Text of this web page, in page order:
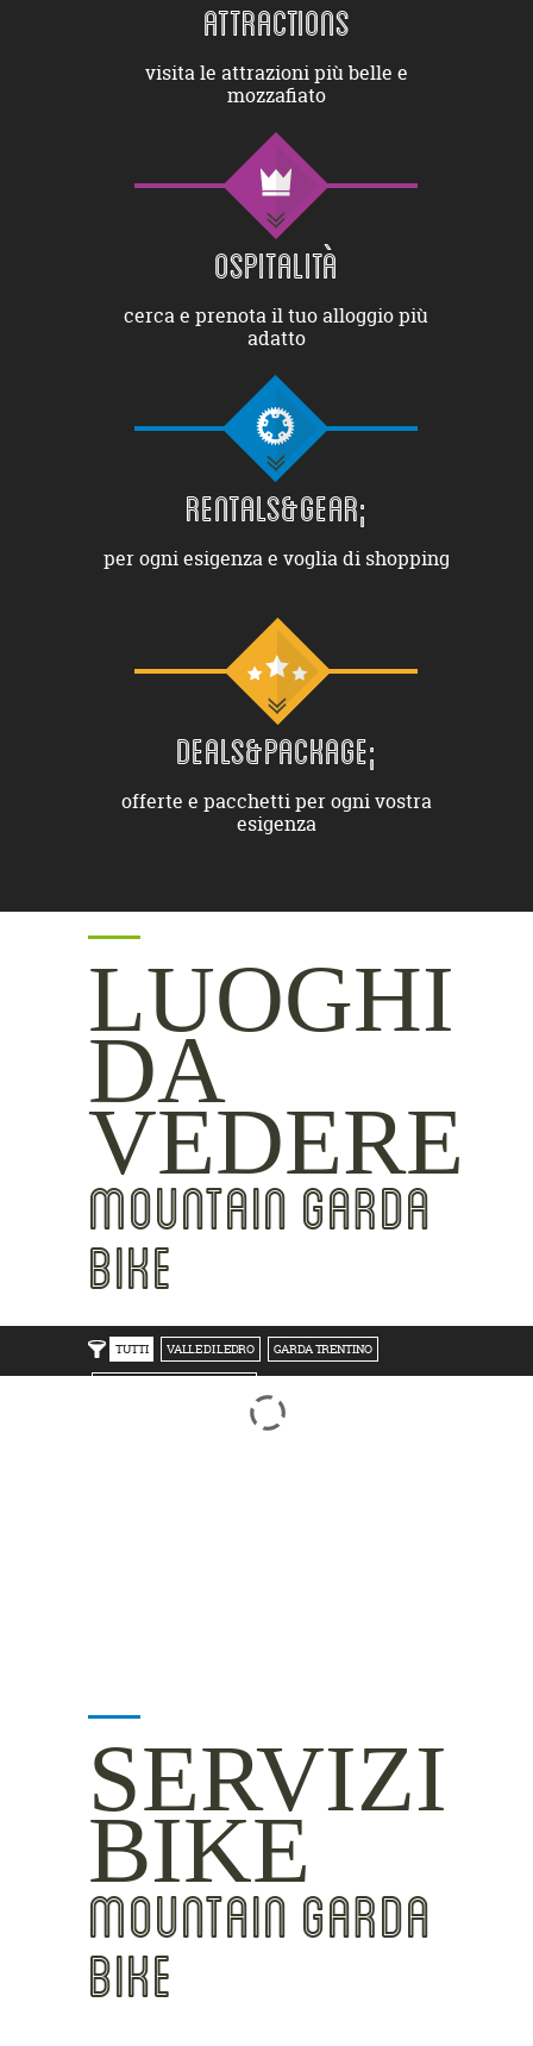
ATTRACTIONS
visita le attrazioni più belle e
mozzafiato
OSPITALITÀ
cerca e prenota il tuo alloggio più
adatto
RENTALS&GEAR;
per ogni esigenza e voglia di shopping
DEALS&PACKAGE;
offerte e pacchetti per ogni vostra
esigenza
LUOGHI
DA
VEDERE
MOUNTAIN GARDA
BIKE
TUTTI VALLE DI LEDRO GARDA TRENTINO
ROVERETO M.BALDO V/GRESTA
SERVIZI
BIKE
MOUNTAIN GARDA
BIKE